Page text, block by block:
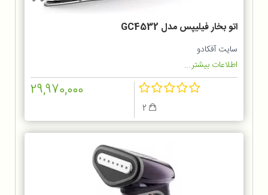
اتو بخار فیلیپس مدل GC4532
سایت آفکادو
اطلاعات بیشتر...
29,970,000